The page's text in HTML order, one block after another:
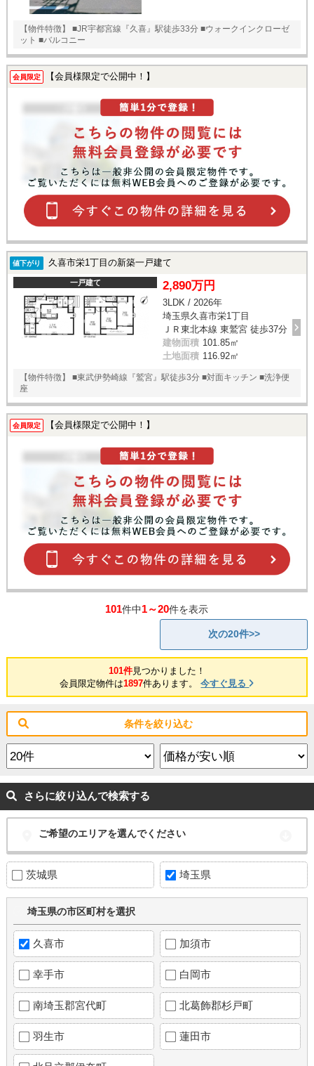
【物件特徴】 ■JR宇都宮線『久喜』駅徒歩33分 ■ウォークインクローゼ
ット ■バルコニー
会員限定 【会員様限定で公開中！】
値下がり 久喜市栄1丁目の新築一戸建て
一戸建て 2,890万円
3LDK / 2026年
埼玉県久喜市栄1丁目
ＪＲ東北本線 東鷲宮 徒歩37分
建物面積 101.85㎡
土地面積 116.92㎡
【物件特徴】 ■東武伊勢崎線『鷲宮』駅徒歩3分 ■対面キッチン ■洗浄便
座
会員限定 【会員様限定で公開中！】
101件中1～20件を表示
次の20件>>
101件見つかりました！
会員限定物件は1897件あります。今すぐ見る
条件を絞り込む
さらに絞り込んで検索する
ご希望のエリアを選んでください
茨城県 埼玉県
埼玉県の市区町村を選択
久喜市 加須市
幸手市 白岡市
南埼玉郡宮代町 北葛飾郡杉戸町
羽生市 蓮田市